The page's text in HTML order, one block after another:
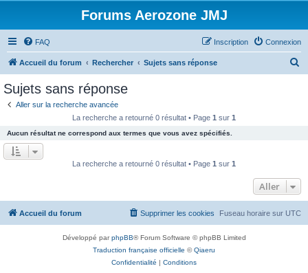
Forums Aerozone JMJ
FAQ Connexion
Inscription
Accueil du forum Rechercher Sujets sans réponse
e
Sujets sans réponse
Aller sur la recherche avancée
La recherche a retourné 0 résultat • Page 1 sur 1
Aucun résultat ne correspond aux termes que vous avez spécifiés.
La recherche a retourné 0 résultat • Page 1 sur 1
Aller
Accueil du forum Fuseau horaire sur UTC
Supprimer les cookies
Développé parphpBB® Forum Software © phpBB Limited
Traduction française officielle ©Qiaeru
Confidentialité | Conditions